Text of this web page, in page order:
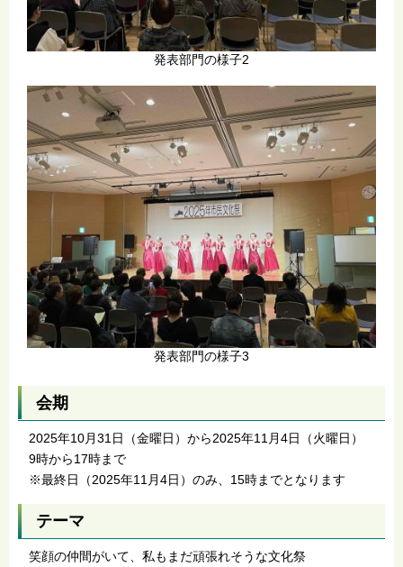
発表部門の様子2
発表部門の様子3
会期
2025年10月31日（金曜日）から2025年11月4日（火曜日）
9時から17時まで
※最終日（2025年11月4日）のみ、15時までとなります
テーマ
笑顔の仲間がいて、私もまだ頑張れそうな文化祭